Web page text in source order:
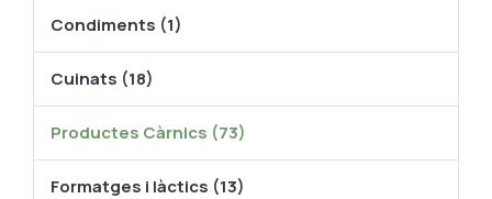
Condiments (1)
Cuinats (18)
Productes Càrnics (73)
Formatges i làctics (13)